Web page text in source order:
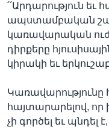
Լեզուներ
՛՛Արդարություն եւ
ապստամբական
կառավարական
դիրքերը
կիրակի եւ
Կառավարությունը
հայտարարելով, որ
չի գործել եւ պնդել